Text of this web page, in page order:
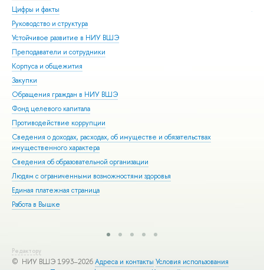
Цифры и факты
Руководство и структура
Устойчивое развитие в НИУ ВШЭ
Преподаватели и сотрудники
Корпуса и общежития
Закупки
Обращения граждан в НИУ ВШЭ
Фонд целевого капитала
Противодействие коррупции
Сведения о доходах, расходах, об имуществе и обязательствах
имущественного характера
Сведения об образовательной организации
Людям с ограниченными возможностями здоровья
Единая платежная страница
Работа в Вышке
Редактору
© НИУ ВШЭ 1993–2026Адреса и контакты Условия использования